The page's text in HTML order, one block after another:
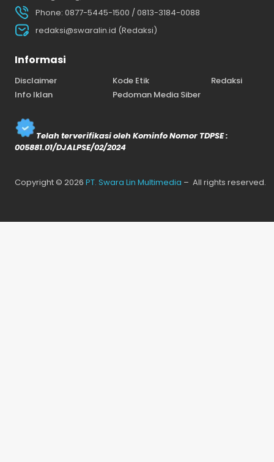
Phone: 0877-5445-1500 / 0813-3184-0088
redaksi@swaralin.id (Redaksi)
Informasi
Disclaimer Kode Etik
Redaksi
Info Iklan
Pedoman Media Siber
Telah terverifikasi oleh Kominfo Nomor TDPSE :
005881.01/DJALPSE/02/2024
Copyright © 2026 PT. Swara Lin Multimedia – All rights reserved.